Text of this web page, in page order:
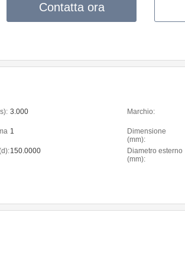
Contatta ora
3.000 Marchio:
1
Dimensione
(mm):
150.0000
Diametro esterno
(mm):